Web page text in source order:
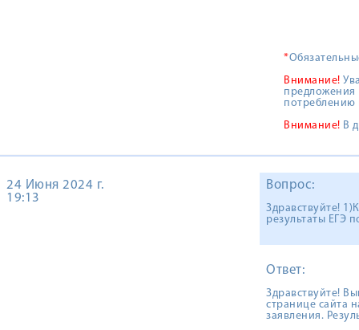
*
Внимание!
предложения
потреблению
Внимание! В
24 Июня 2024 г.
19:13
Вопрос:
Здравствуйте!
результаты ЕГЭ
Ответ:
Здравствуйте!
странице сайта
заявления.